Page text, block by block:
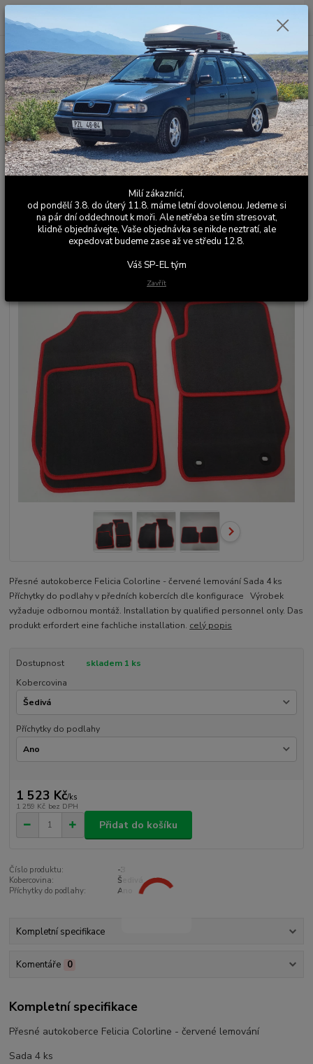
Menu
Hledat
Po - Pá 9:00 - 17:00
0,00 Kč
Úvod Koberce Přesné autokoberce Felicia Colorline - ČERVENÁ
Přesné autokoberce Felicia
Colorline - ČERVENÁ
Přesné autokoberce Felicia Colorline - červené lemování Sada 4 ks
Příchytky do podlahy v předních kobercích dle konfigurace Výrobek
vyžaduje odbornou montáž. Installation by qualified personnel only. Das
produkt erfordert eine fachliche installation. celý popis
Dostupnost
skladem 1 ks
Kobercovina
Příchytky do podlahy
1 523 Kč/ks
1 259 Kč bez DPH
Přidat do košíku
Číslo produktu:
-3
Kobercovina:
Šedivá
Příchytky do podlahy:
Ano
Kompletní specifikace
Komentáře 0
Kompletní specifikace
Přesné autokoberce Felicia Colorline - červené lemování
Sada 4 ks
Milí zákaznící,
od pondělí 3.8. do úterý 11.8. máme letní dovolenou. Jedeme si
na pár dní oddechnout k moři. Ale netřeba se tím stresovat,
klidně objednávejte, Vaše objednávka se nikde neztratí, ale
expedovat budeme zase až ve středu 12.8.
Váš SP-EL tým
Zavřít